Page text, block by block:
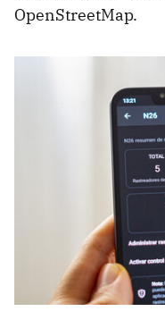
OpenStreetMap.